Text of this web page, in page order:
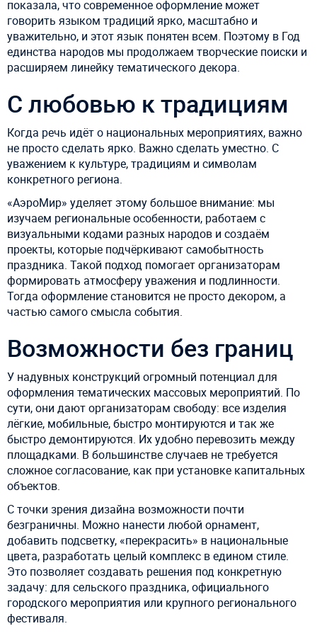
показала, что современное оформление может
говорить языком традиций ярко, масштабно и
уважительно, и этот язык понятен всем. Поэтому в Год
единства народов мы продолжаем творческие поиски и
расширяем линейку тематического декора.
С любовью к традициям
Когда речь идёт о национальных мероприятиях, важно
не просто сделать ярко. Важно сделать уместно. С
уважением к культуре, традициям и символам
конкретного региона.
«АэроМир» уделяет этому большое внимание: мы
изучаем региональные особенности, работаем с
визуальными кодами разных народов и создаём
проекты, которые подчёркивают самобытность
праздника. Такой подход помогает организаторам
формировать атмосферу уважения и подлинности.
Тогда оформление становится не просто декором, а
частью самого смысла события.
Возможности без границ
У надувных конструкций огромный потенциал для
оформления тематических массовых мероприятий. По
сути, они дают организаторам свободу: все изделия
лёгкие, мобильные, быстро монтируются и так же
быстро демонтируются. Их удобно перевозить между
площадками. В большинстве случаев не требуется
сложное согласование, как при установке капитальных
объектов.
С точки зрения дизайна возможности почти
безграничны. Можно нанести любой орнамент,
добавить подсветку, «перекрасить» в национальные
цвета, разработать целый комплекс в едином стиле.
Это позволяет создавать решения под конкретную
задачу: для сельского праздника, официального
городского мероприятия или крупного регионального
фестиваля.